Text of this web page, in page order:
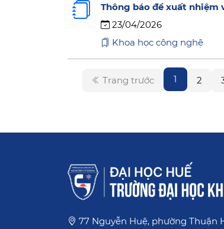
Thông báo đề xuất nhiệm
23/04/2026
Khoa học công nghệ
Trang trước 1 2
77 Nguyễn Huệ, phường Thuận